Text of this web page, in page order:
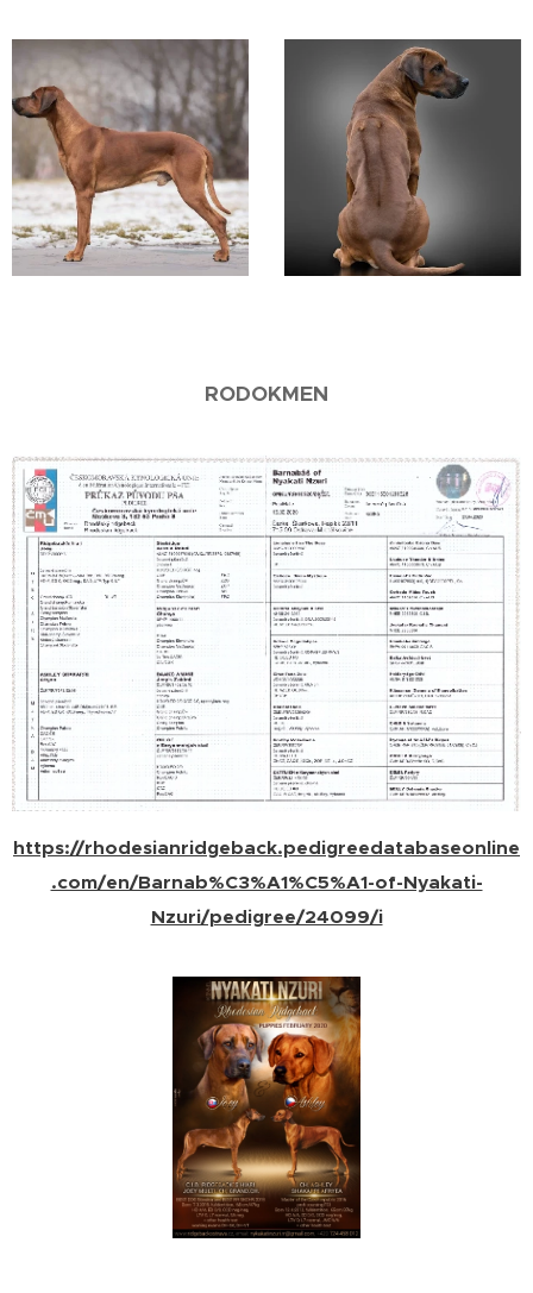
RODOKMEN
https://rhodesianridgeback.pedigreedatabaseonline
.com/en/Barnab%C3%A1%C5%A1-of-Nyakati-
Nzuri/pedigree/24099/i